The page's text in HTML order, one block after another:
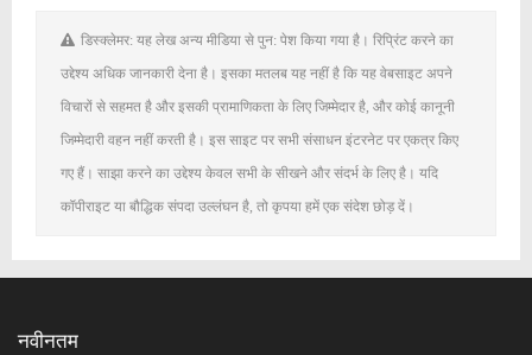
डिस्क्लेमर: यह लेख अन्य मीडिया से पुन: पेश किया गया है। रिप्रिंट करने का
उद्देश्य अधिक जानकारी देना है। इसका मतलब यह नहीं है कि यह वेबसाइट अपने
विचारों से सहमत है और इसकी प्रामाणिकता के लिए जिम्मेदार है, और कोई कानूनी
जिम्मेदारी वहन नहीं करती है। इस साइट पर सभी संसाधन इंटरनेट पर एकत्र किए
गए हैं। साझा करने का उद्देश्य केवल सभी के सीखने और संदर्भ के लिए है। यदि
कॉपीराइट या बौद्धिक संपदा उल्लंघन है, तो कृपया हमें एक संदेश छोड़ दें।
नवीनतम